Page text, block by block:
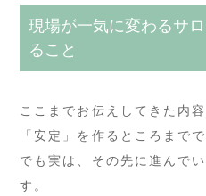
現場が一気に変わるサ
ること
ここまでお伝えしてきた内
「安定」を作るところまでで
でも実は、その先に進んで
す。